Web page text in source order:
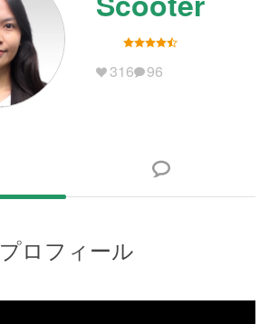
316 96
プロフィール